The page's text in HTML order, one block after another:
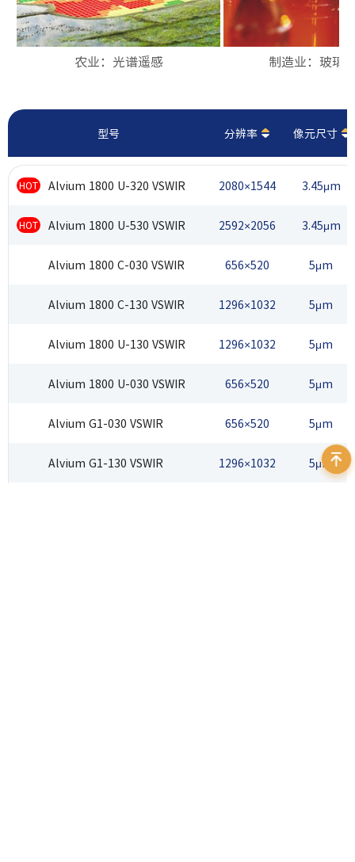
农业：光谱遥感 制造业：玻璃
型号 分辨率 像元尺寸
HOT Alvium 1800 U-320 VSWIR 2080×1544 3.45μm
HOT Alvium 1800 U-530 VSWIR 2592×2056 3.45μm
Alvium 1800 C-030 VSWIR 656×520 5μm
Alvium 1800 C-130 VSWIR 1296×1032 5μm
Alvium 1800 U-130 VSWIR 1296×1032 5μm
Alvium 1800 U-030 VSWIR 656×520 5μm
Alvium G1-030 VSWIR 656×520 5μm
Alvium G1-130 VSWIR 1296×1032 5μm